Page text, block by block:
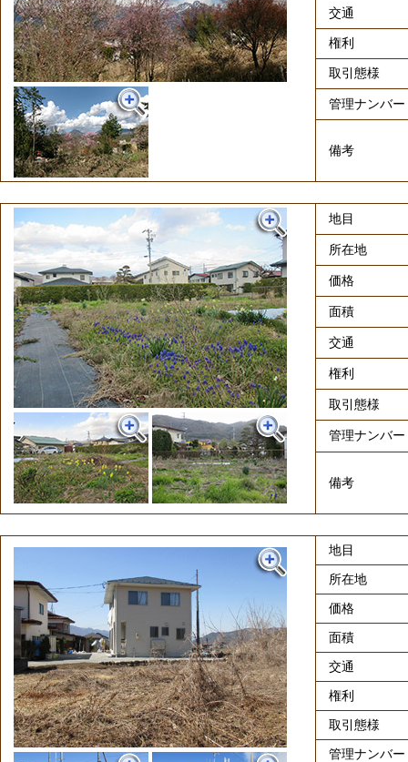
交通
権利
取引態様
管理ナンバー
備考
地目
所在地
価格
面積
交通
権利
取引態様
管理ナンバー
備考
地目
所在地
価格
面積
交通
権利
取引態様
管理ナンバー